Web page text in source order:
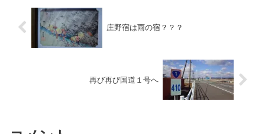
庄野宿は雨の宿？？？
再び再び国道１号へ